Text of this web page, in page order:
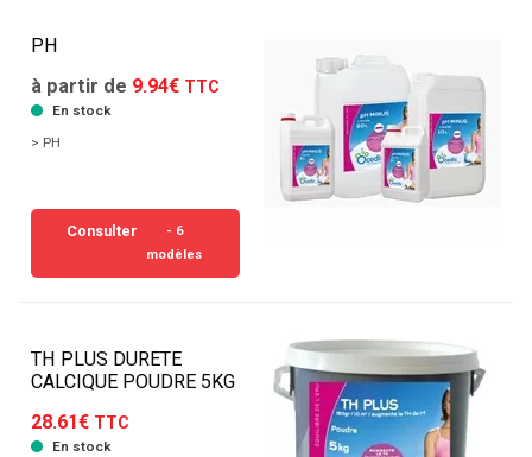
PH
à partir de 9.94€ TTC
En stock
> PH
Consulter
- 6
modèles
TH PLUS DURETE
CALCIQUE POUDRE 5KG
28.61€ TTC
En stock